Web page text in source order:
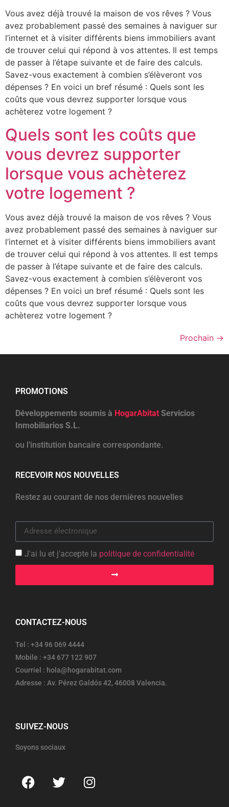
Vous avez déjà trouvé la maison de vos rêves ? Vous
avez probablement passé des semaines à naviguer sur
l’internet et à visiter différents biens immobiliers avant
de trouver celui qui répond à vos attentes. Il est temps
de passer à l’étape suivante et de faire des calculs.
Savez-vous exactement à combien s’élèveront vos
dépenses ? En voici un bref résumé : Quels sont les
coûts que vous devrez supporter lorsque vous
achèterez votre logement ?
Quels sont les coûts que
vous devrez supporter
lorsque vous achèterez
votre logement ?
Vous avez déjà trouvé la maison de vos rêves ? Vous
avez probablement passé des semaines à naviguer sur
l’internet et à visiter différents biens immobiliers avant
de trouver celui qui répond à vos attentes. Il est temps
de passer à l’étape suivante et de faire des calculs.
Savez-vous exactement à combien s’élèveront vos
dépenses ? En voici un bref résumé : Quels sont les
coûts que vous devrez supporter lorsque vous
achèterez votre logement ?
Prochain →
PROMOTIONS
Développements soumis à HogarAbitat Servicios
Inmobiliarios S.L.
ou l’institution bancaire correspondante.
RECEVOIR NOS NOUVELLES
Restez au courant de nos dernières nouvelles
J'ai lu et j'accepte la politique de confidentialité
CONTACTEZ-NOUS
Tel : +34 96 069 4444
Mobile : +34 677 122 907
Courriel : hola@hogarabitat.com
Adresse : Av. Pérez Galdós 42, 46008 Valencia.
SUIVEZ-NOUS
Soyons sociaux